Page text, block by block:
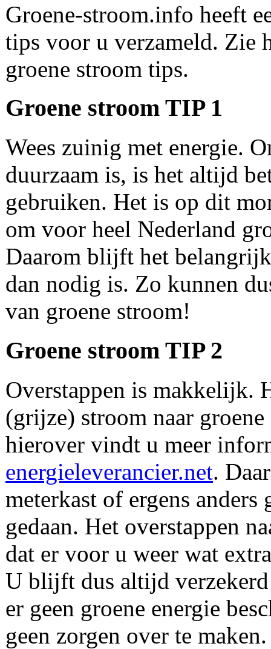
Groene-stroom.info heeft
tips voor u verzameld. Zie
groene stroom tips.
Groene stroom TIP 1
Wees zuinig met energie.
duurzaam is, is het altijd
gebruiken. Het is op dit
om voor heel Nederland
Daarom blijft het
dan nodig is. Zo kunnen
van groene stroom!
Groene stroom TIP 2
Overstappen is makkelijk.
(grijze) stroom naar
hierover vindt u meer
energieleverancier.net.
meterkast of ergens anders
gedaan. Het overstappen
dat er voor u weer wat
U blijft dus altijd
er geen groene energie
geen zorgen over te maken.